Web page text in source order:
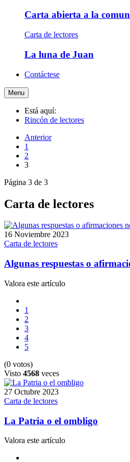
Carta abierta a la
Carta de lectores
La luna de Juan
Contáctese
Menu
Está aquí:
Rincón de lectores
Anterior
1
2
3
Página 3 de 3
Carta de lectores
16 Noviembre 2023
Carta de lectores
Algunas respuestas o
Valora este artículo
1
2
3
4
5
(0 votos)
Visto 4568 veces
27 Octubre 2023
Carta de lectores
La Patria o el ombligo
Valora este artículo